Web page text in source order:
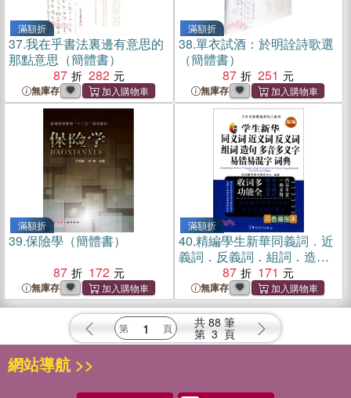
滿額折
37.我在乎書法裏邊有意思的
那點意思（簡體書）
87
282
無庫存
滿額折
38.單衣試酒：於明詮詩歌選
（簡體書）
87
251
無庫存
滿額折
39.保險學（簡體書）
87
172
無庫存
滿額折
40.精編學生新華同義詞．近
義詞．反義詞．組詞．造
句．多音多義字．易錯易混
字詞典(新版．新版．雙色插
圖本)（簡體書）
87 171
無庫存
共 88 筆
第 3 頁
網站導航 >>